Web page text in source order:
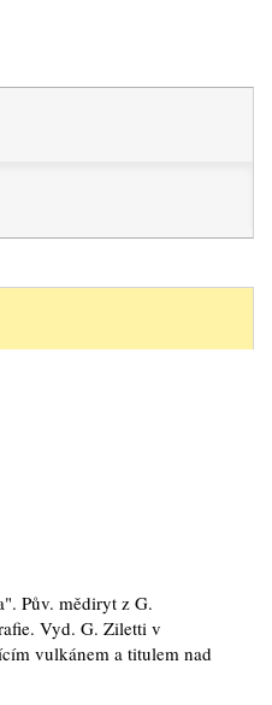
Pův. mědiryt z G.
Vyd. G. Ziletti v
vulkánem a titulem nad